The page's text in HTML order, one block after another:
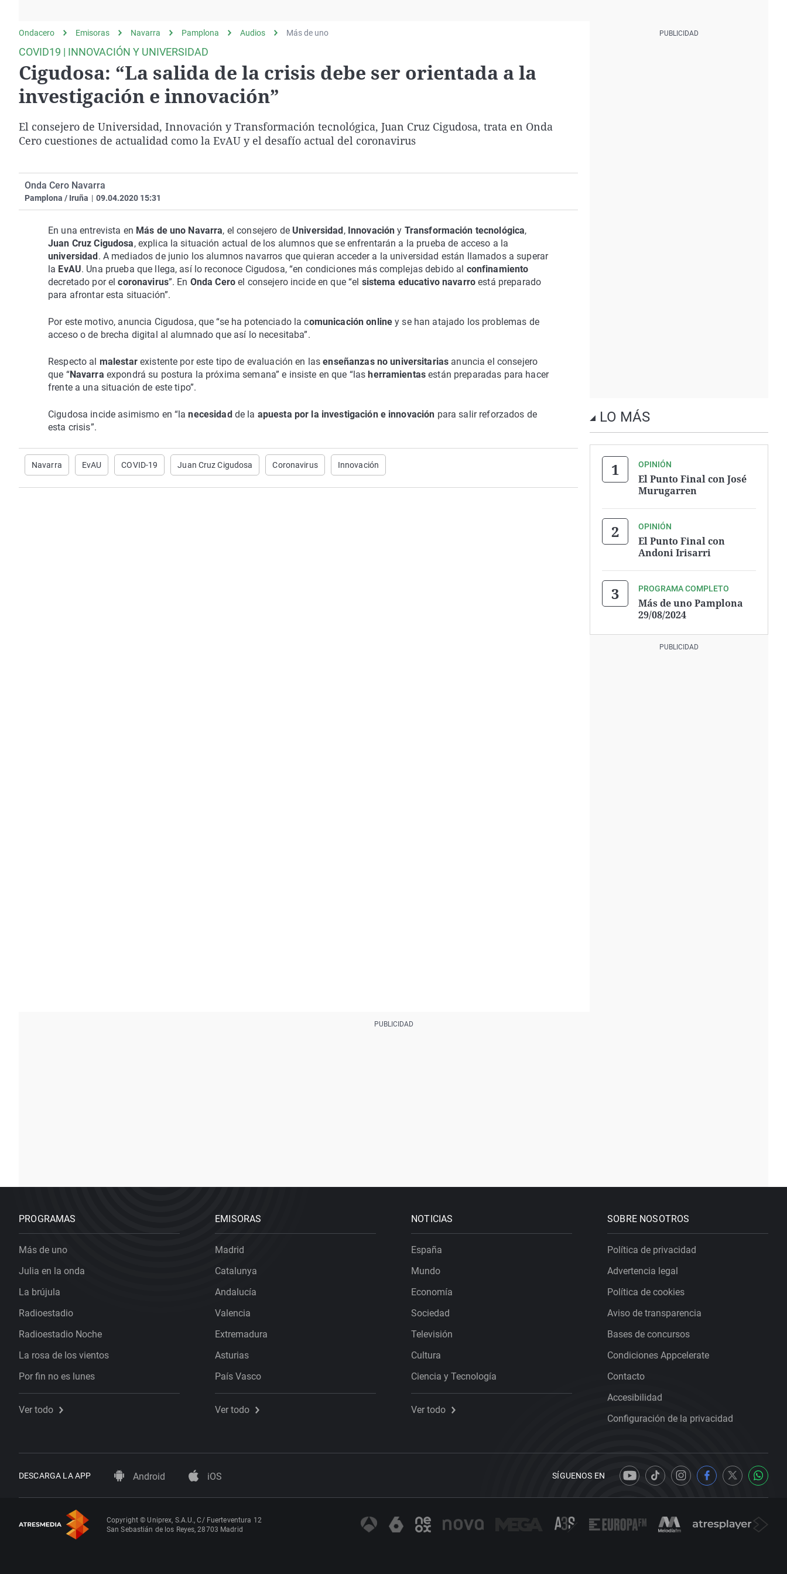
Como el perro y el
gato
Operación Viuda
Negra
Navarra
Ondacero Emisoras Navarra Pamplona Audios Más de uno
COVID19 | INNOVACIÓN Y UNIVERSIDAD
Cigudosa: “La salida de la crisis debe ser orientada a la
investigación e innovación”
El consejero de Universidad, Innovación y Transformación tecnológica, Juan Cruz Cigudosa, trata en Onda
Cero cuestiones de actualidad como la EvAU y el desafío actual del coronavirus
Onda Cero Navarra
Pamplona / Iruña | 09.04.2020 15:31
En una entrevista en Más de uno Navarra, el consejero de Universidad, Innovacióny Transformación tecnológica,
Juan Cruz Cigudosa, explica la situación actual de los alumnos que se enfrentarán a la prueba de acceso a la
universidad. A mediados de junio los alumnos navarros que quieran acceder a la universidad están llamados a superar
la EvAU. Una prueba que llega, así lo reconoce Cigudosa, “en condiciones más complejas debido al confinamiento
decretado por elcoronavirus”. En Onda Cero el consejero incide en que “el sistema educativo navarro está preparado
para afrontar esta situación”.
Por este motivo, anuncia Cigudosa, que “se ha potenciado la comunicación online y se han atajado los problemas de
acceso o de brecha digital al alumnado que así lo necesitaba”.
Respecto al malestar existente por este tipo de evaluación en lasenseñanzas no universitarias anuncia el consejero
que “Navarra expondrá su postura la próxima semana” e insiste en que “lasherramientasestán preparadas para hacer
frente a una situación de este tipo”.
Cigudosa incide asimismo en “lanecesidad de la apuesta por la investigación e innovación para salir reforzados de
esta crisis”.
Navarra EvAU COVID-19 Juan Cruz Cigudosa Coronavirus Innovación
LO MÁS
OPINIÓN
El Punto Final con José
Murugarren
OPINIÓN
El Punto Final con
Andoni Irisarri
PROGRAMA COMPLETO
Más de uno Pamplona
29/08/2024
PROGRAMAS
Más de uno
Julia en la onda
La brújula
Radioestadio
Radioestadio Noche
La rosa de los vientos
Por fin no es lunes
Ver todo
EMISORAS
Madrid
Catalunya
Andalucía
Valencia
Extremadura
Asturias
País Vasco
Ver todo
NOTICIAS
España
Mundo
Economía
Sociedad
Televisión
Cultura
Ciencia y Tecnología
Ver todo
SOBRE NOSOTROS
Política de privacidad
Advertencia legal
Política de cookies
Aviso de transparencia
Bases de concursos
Condiciones Appcelerate
Contacto
Accesibilidad
Configuración de la privacidad
DESCARGA LA APP Android iOS SÍGUENOS EN
Copyright © Uniprex, S.A.U., C/ Fuerteventura 12
San Sebastián de los Reyes, 28703 Madrid